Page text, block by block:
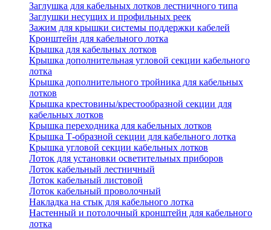
Заглушка для кабельных лотков лестничного типа
Заглушки несущих и профильных реек
Зажим для крышки системы поддержки кабелей
Кронштейн для кабельного лотка
Крышка для кабельных лотков
Крышка дополнительная угловой секции кабельного
лотка
Крышка дополнительного тройника для кабельных
лотков
Крышка крестовины/крестообразной секции для
кабельных лотков
Крышка переходника для кабельных лотков
Крышка Т-образной секции для кабельного лотка
Крышка угловой секции кабельных лотков
Лоток для установки осветительных приборов
Лоток кабельный лестничный
Лоток кабельный листовой
Лоток кабельный проволочный
Накладка на стык для кабельного лотка
Настенный и потолочный кронштейн для кабельного
лотка